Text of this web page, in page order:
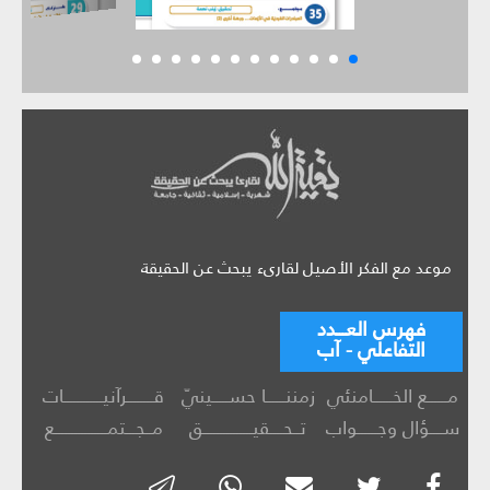
موعد مع الفكر الأصيل لقارىء يبحث عن الحقيقة
فهرس العـــدد
التفاعلي - آب
مــــــع الخــــــامنئي زمننــــــا حســـــينيّ
قــــــــرآنيــــــــــــات
ســــؤال وجــــــواب
تــحــــقيـــــــــــــــق مــجـــتمــــــــــــــــع